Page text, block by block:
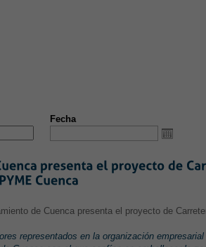
Fecha
representados en la organización